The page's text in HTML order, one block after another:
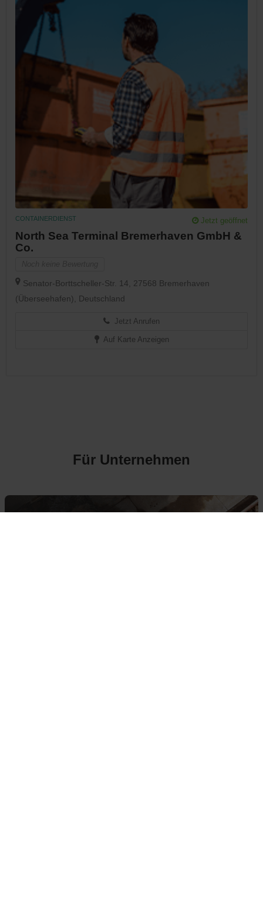
CONTAINERDIENST Jetzt geöffnet
North Sea Terminal Bremerhaven GmbH &
Co.
Senator-Borttscheller-Str. 14, 27568 Bremerhaven
(Überseehafen), Deutschland
Jetzt Anrufen
Auf Karte Anzeigen
Für Unternehmen